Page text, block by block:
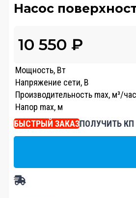
Насос
10 550 ₽
Мощность, Вт
Напряжение сети, В
Производительность max, м³/час
Напор max, м
БЫСТРЫЙ ЗАКАЗПОЛУЧИТЬ КП